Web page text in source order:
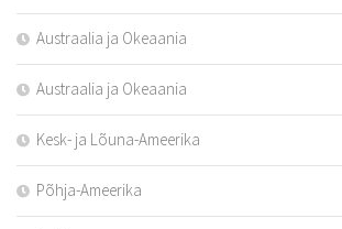
Austraalia ja Okeaania
Austraalia ja Okeaania
Kesk- ja Lõuna-Ameerika
Põhja-Ameerika